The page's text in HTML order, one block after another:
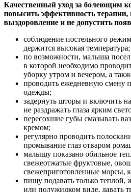
Качественный уход за болеющим
повысить эффективность терапии,
выздоровление и не допустить
соблюдение постельного
держится высокая температура;
по возможности, малыша
в которой необходимо
уборку утром и вечером, а
проводить ежедневную смену
одежды;
задернуть шторы и включить
не раздражать глаза ярким
пересохшие губы смазывать
кремом;
регулярно проводить
промывание глаз отваром
малышу показано обильное
свежеотжатые фруктовые,
свежеприготовленные морсы,
пищу подавать только теплой,
или полужидком виде, давать